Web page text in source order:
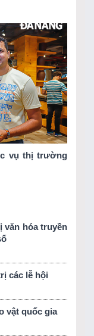
vụ thị trường
văn hóa truyền
các lễ hội
vật quốc gia